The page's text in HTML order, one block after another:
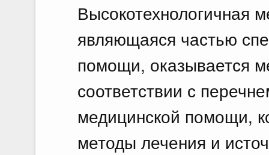
Высокотехнологичная
являющаяся частью
помощи, оказывается
соответствии с
медицинской помощи,
методы лечения и